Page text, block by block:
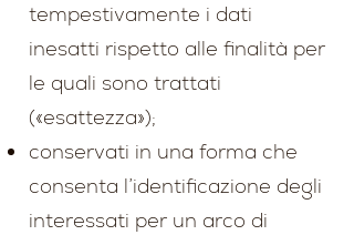
tempestivamente i dati
inesatti rispetto alle finalità per
le quali sono trattati
(«esattezza»);
conservati in una forma che
consenta l’identificazione degli
interessati per un arco di